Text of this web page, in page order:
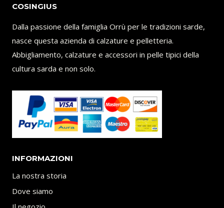
COSINGIUS
Dalla passione della famiglia Orrù per le tradizioni sarde,
nasce questa azienda di calzature e pelletteria.
Abbigliamento, calzature e accessori in pelle tipici della
cultura sarda e non solo.
INFORMAZIONI
La nostra storia
Dove siamo